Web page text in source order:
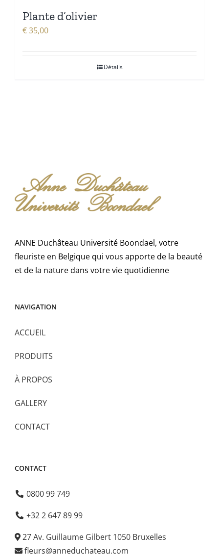
Plante d’olivier
€35,00
Détails
ANNE Duchâteau Université Boondael, votre
fleuriste en Belgique qui vous apporte de la beauté
et de la nature dans votre vie quotidienne
NAVIGATION
ACCUEIL
PRODUITS
À PROPOS
GALLERY
CONTACT
CONTACT
0800 99 749
+32 2 647 89 99
27 Av. Guillaume Gilbert 1050 Bruxelles
fleurs@anneduchateau.com